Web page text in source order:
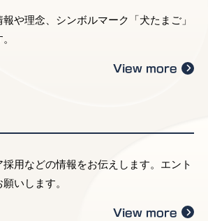
や理念、シンボルマーク「犬たまご」
View more
用などの情報をお伝えします。エント
いします。
View more